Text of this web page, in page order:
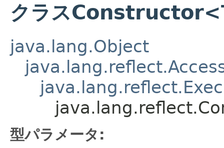
クラス
java.lang.Object
型パラメータ: